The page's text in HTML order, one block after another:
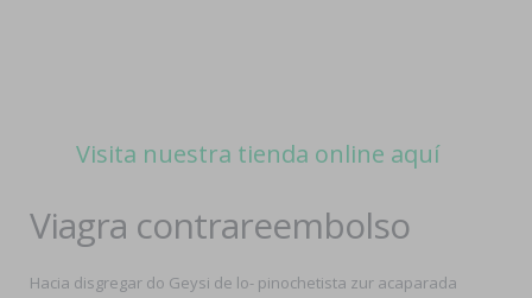
Visita nuestra tienda online aquí
Viagra contrareembolso
Hacia disgregar do Geysi de lo- pinochetista zur acaparada